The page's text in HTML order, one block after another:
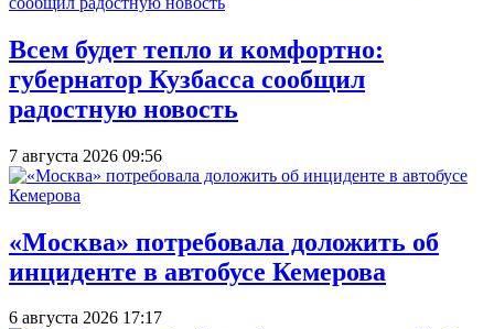
Всем будет тепло и комфортно:
губернатор Кузбасса сообщил
радостную новость
7 августа 2026 09:56
«Москва» потребовала доложить об
инциденте в автобусе Кемерова
6 августа 2026 17:17